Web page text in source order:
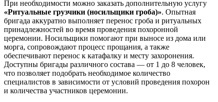
При необходимости можно заказать дополнительную услугу
«Ритуальные грузчики (носильщики гроба)». Опытная
бригада аккуратно выполняет перенос гроба и ритуальных
принадлежностей во время проведения похоронной
церемонии. Носильщики помогают при выносе из дома или
морга, сопровождают процесс прощания, а также
обеспечивают перенос к катафалку и месту захоронения.
Доступны бригады различного состава — от 1 до 8 человек,
что позволяет подобрать необходимое количество
специалистов в зависимости от условий проведения похорон
и количества участников церемонии.